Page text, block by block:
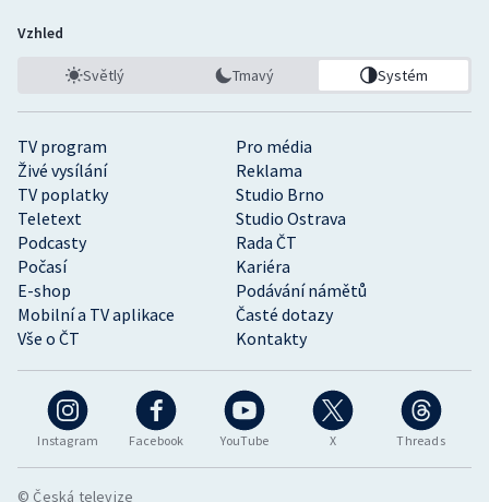
Instagram Facebook YouTube X Threads
TV program
Pro média
Živé vysílání
Reklama
TV poplatky
Studio Brno
Teletext
Studio Ostrava
Podcasty
Rada ČT
Počasí
Kariéra
E-shop
Podávání námětů
Mobilní a TV aplikace
Časté dotazy
Vše o ČT
Kontakty
Vzhled
Světlý Tmavý Systém
© Česká televize